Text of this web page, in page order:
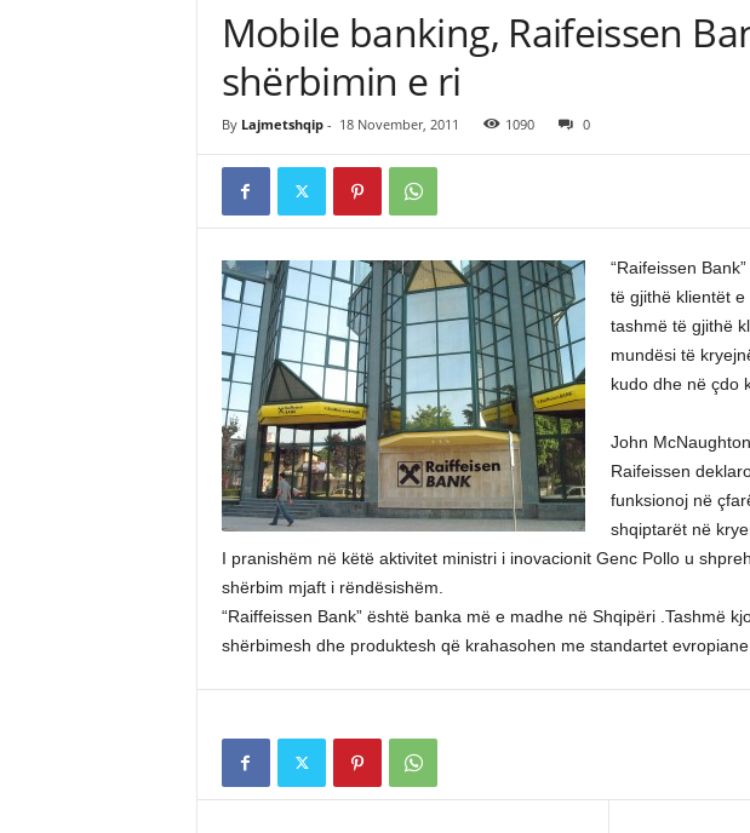
Mobile banking, Raifeissen
shërbimin e ri
By Lajmetshqip- 18 November, 2011 1090 0
“Raifeissen
të gjithë klientët
tashmë të gjithë
mundësi të
kudo dhe në çdo
John
Raifeissen
funksionoj në
shqiptarët në
I pranishëm në këtë aktivitet ministri i inovacionit Genc Pollo u
shërbim mjaft i rëndësishëm.
“Raiffeissen Bank” është banka më e madhe në Shqipëri .Tashmë
shërbimesh dhe produktesh që krahasohen me standartet evropiane